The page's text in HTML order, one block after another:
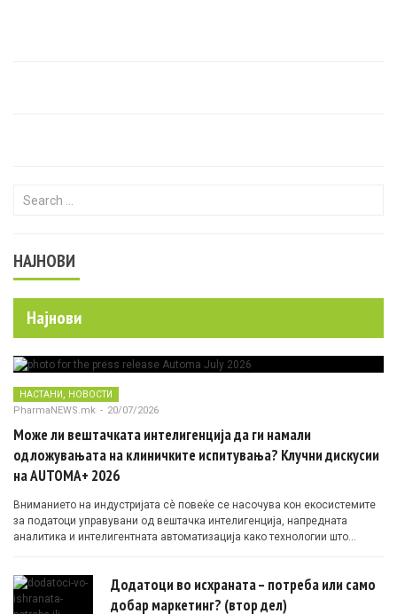
Search for:
НАЈНОВИ
Најнови
НАСТАНИ, НОВОСТИ
PharmaNEWS.mk - 20/07/2026
Може ли вештачката интелигенција да ги намали
одложувањата на клиничките испитувања? Клучни дискусии
на AUTOMA+ 2026
Вниманието на индустријата сè повеќе се насочува кон екосистемите
за податоци управувани од вештачка интелигенција, напредната
аналитика и интелигентната автоматизација како технологии што
Додатоци во исхраната – потреба или само
добар маркетинг? (втор дел)